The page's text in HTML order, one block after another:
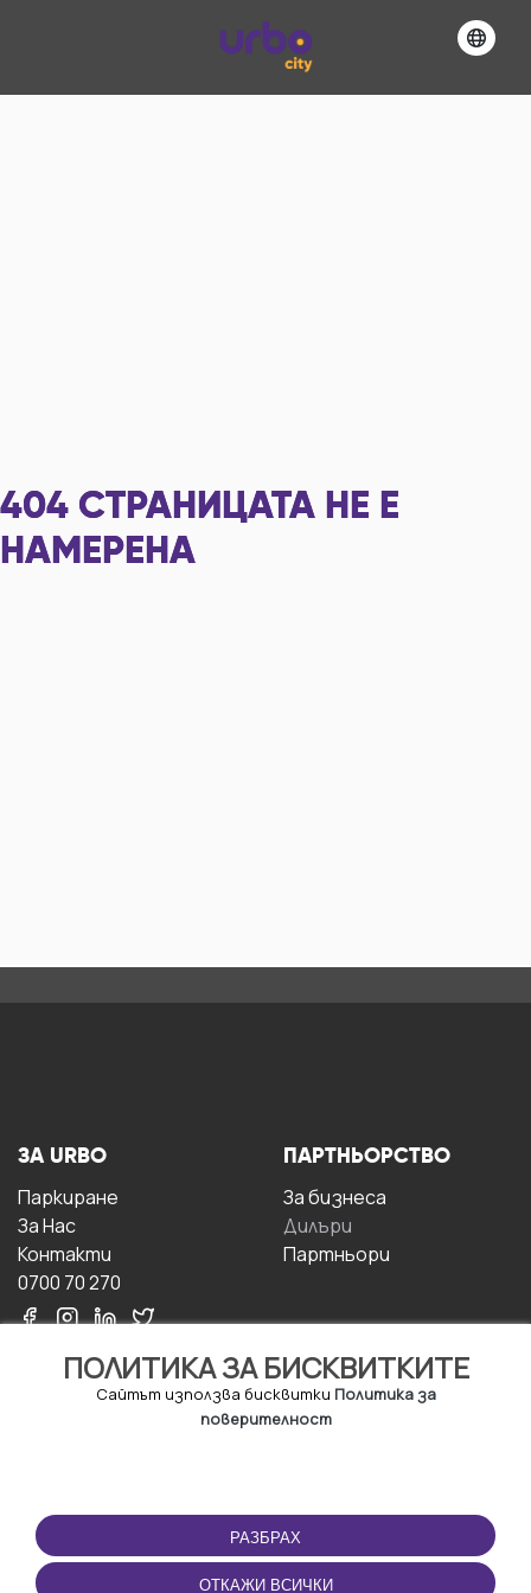
404 СТРАНИЦАТА НЕ Е
НАМЕРЕНА
ПОЛИТИКА ЗА БИСКВИТКИТЕ
Сайтът използва бисквитки Политика за
поверителност
РАЗБРАХ
ОТКАЖИ ВСИЧКИ
ЗА URBO
Паркиране
За Hас
Контакти
0700 70 270
ПАРТНЬОРСТВО
За бизнесa
Дилъри
Партньори
ПОЛЗВАНЕ
Правила и условия за
ползване
ПРИЛОЖЕНИЕТО